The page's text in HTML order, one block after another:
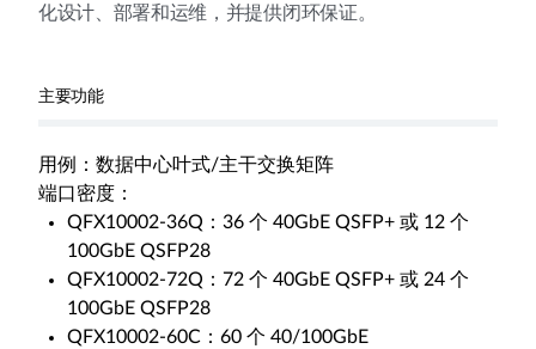
化设计、部署和运维，并提供闭环保证。
主要功能
用例：数据中心叶式/主干交换矩阵
端口密度：
QFX10002-36Q：36 个 40GbE QSFP+ 或 12 个
100GbE QSFP28
QFX10002-72Q：72 个 40GbE QSFP+ 或 24 个
100GbE QSFP28
QFX10002-60C：60 个 40/100GbE